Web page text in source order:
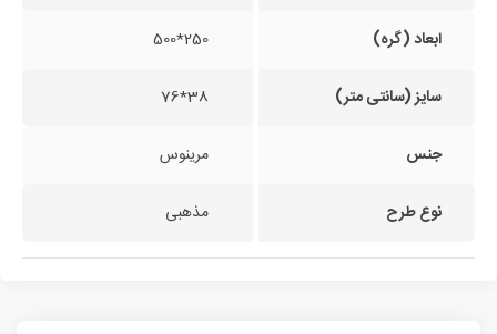
ابعاد (گره) 250*500
سایز (سانتی متر) 38*76
جنس مرینوس
نوع طرح مذهبی